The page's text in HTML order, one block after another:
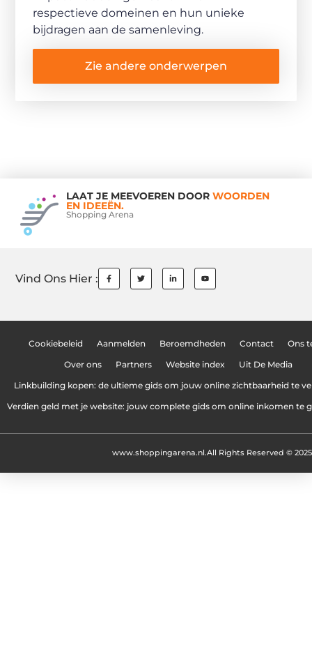
respectieve domeinen en hun unieke
bijdragen aan de samenleving.
Zie andere onderwerpen
LAAT JE MEEVOEREN DOOR WOORDEN
EN IDEEËN.
Shopping Arena
Vind Ons Hier :
Cookiebeleid Aanmelden Beroemdheden Contact Ons
Over ons Partners Website index Uit De Media
Linkbuilding kopen: de ultieme gids om jouw online zichtbaarheid te
Verdien geld met je website: jouw complete gids om online inkomen te
All Rights Reserved © 2025
www.shoppingarena.nl.